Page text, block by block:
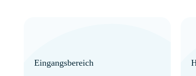
Eingangsbereich